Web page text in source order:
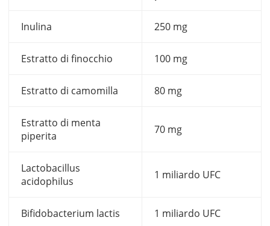
Inulina 250 mg
Estratto di finocchio 100 mg
Estratto di camomilla 80 mg
Estratto di menta
piperita
70 mg
Lactobacillus
acidophilus
1 miliardo UFC
Bifidobacterium lactis 1 miliardo UFC